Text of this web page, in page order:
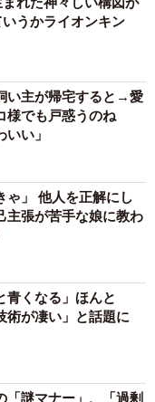
判明しました。どんな柄
1週間から10日で生まれ
借りずにひとりで4
われていませんか？
さないために必要な
高架に心ない落書き
被害に怒りの声 「何
も古い」「罰則強化
シュ」 リニア中央新
の乗り継ぎなし→な
ない？ 惜しい位置関